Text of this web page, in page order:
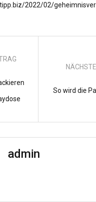
2022/02/
So wird die
admin